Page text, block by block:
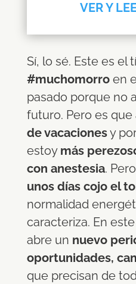
VER Y
Sí, lo sé. Este es el
#muchomorroen
pasado porque no
futuro. Pero es que
de vacacionesy
estoy más
con anestesia.
unos días cojo el
normalidad
caracteriza. En
abre un nuevo
oportunidades,
que precisan de